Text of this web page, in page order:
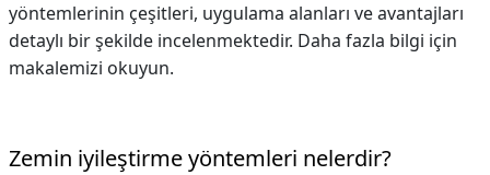
yöntemlerinin çeşitleri, uygulama alanları ve avantajları
detaylı bir şekilde incelenmektedir. Daha fazla bilgi için
makalemizi okuyun.
Zemin iyileştirme yöntemleri nelerdir?